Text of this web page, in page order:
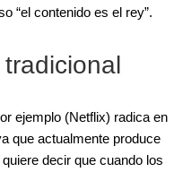
“el contenido es el rey”.
ejemplo (Netflix) radica en
que actualmente produce
decir que cuando los